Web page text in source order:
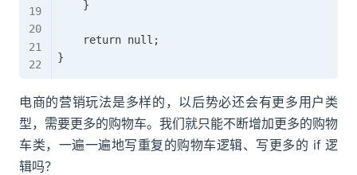
    }
    return null;
电商的营销玩法是多样的，以后势必还会有更多用户类
型，需要更多的购物车。我们就只能不断增加更多的购物
车类，一遍一遍地写重复的购物车逻辑、写更多的 if 逻
辑吗？